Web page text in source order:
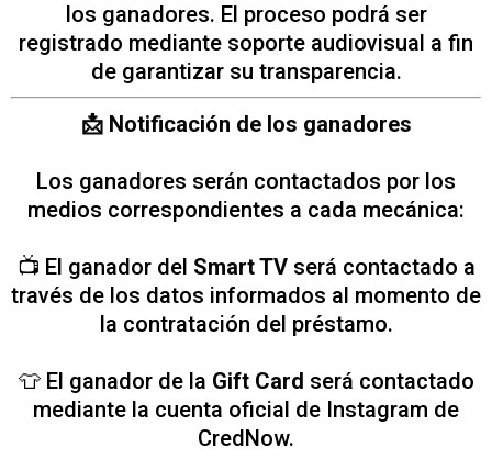
los ganadores. El proceso podrá ser
registrado mediante soporte audiovisual a fin
de garantizar su transparencia.
📩 Notificación de los ganadores
Los ganadores serán contactados por los
medios correspondientes a cada mecánica:
📺 El ganador del Smart TVserá contactado a
través de los datos informados al momento de
la contratación del préstamo.
👕 El ganador de la Gift Card será contactado
mediante la cuenta oficial de Instagram de
CredNow.